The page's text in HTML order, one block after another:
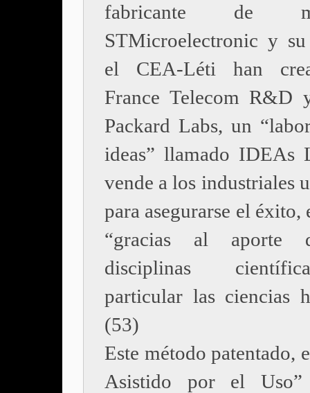
fabricante de
STMicroelectronic y su
el CEA-Léti han
France Telecom R&D
Packard Labs, un
ideas” llamado IDEAs
vende a los industriales
para asegurarse el éxito,
“gracias al aporte
disciplinas
particular las ciencias
(53)
Este método patentado,
Asistido por el Uso”